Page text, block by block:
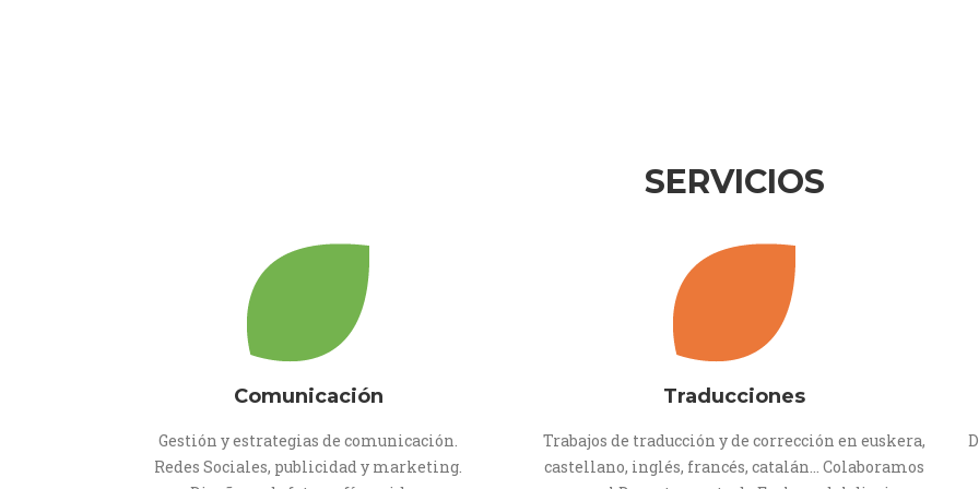
SERVICIOS
Comunicación
Gestión y estrategias de comunicación.
Redes Sociales, publicidad y marketing.
Traducciones
Trabajos de traducción y de corrección en euskera,
castellano, inglés, francés, catalán... Colaboramos